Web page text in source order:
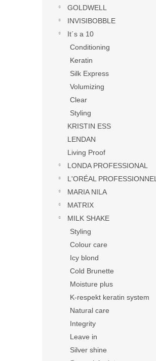
GOLDWELL
INVISIBOBBLE
It´s a 10
Conditioning
Keratin
Silk Express
Volumizing
Clear
Styling
KRISTIN ESS
LENDAN
Living Proof
LONDA PROFESSIONAL
L'ORÉAL PROFESSIONNEL
MARIA NILA
MATRIX
MILK SHAKE
Styling
Colour care
Icy blond
Cold Brunette
Moisture plus
K-respekt keratin system
Natural care
Integrity
Leave in
Silver shine